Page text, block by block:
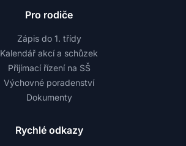
Pro rodiče
Zápis do 1. třídy
Kalendář akcí a schůzek
Přijímací řízení na SŠ
Výchovné poradenství
Dokumenty
Rychlé odkazy